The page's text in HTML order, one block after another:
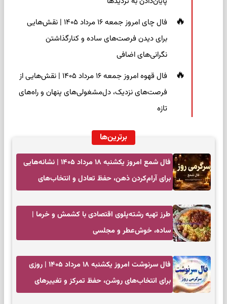
فال چای امروز جمعه ۱۶ مرداد ۱۴۰۵ | نقش‌هایی
برای دیدن فرصت‌های ساده و کنارگذاشتن
نگرانی‌های اضافی
فال قهوه امروز جمعه ۱۶ مرداد ۱۴۰۵ | نقش‌هایی از
فرصت‌های نزدیک، دل‌مشغولی‌های پنهان و راه‌های
تازه
برترین‌ها
فال شمع امروز یکشنبه ۱۸ مرداد ۱۴۰۵ | نشانه‌هایی
برای آرام‌کردن ذهن، حفظ تعادل و انتخاب‌های
طرز تهیه رشته‌پلوی اقتصادی با کشمش و خرما |
ساده، خوش‌عطر و مجلسی
فال سرنوشت امروز یکشنبه ۱۸ مرداد ۱۴۰۵ | روزی
برای انتخاب‌های روشن، حفظ تمرکز و تغییرهای